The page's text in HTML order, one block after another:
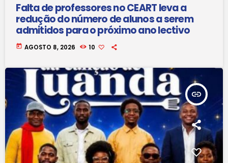
Falta de professores no CEART leva a
redução do número de alunos a serem
admitidos para o próximo ano lectivo
today AGOSTO 8, 2026 10
insert_link